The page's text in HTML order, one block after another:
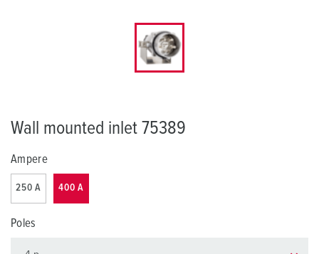
Wall mounted inlet 75389
Ampere
250 A 400 A
Poles